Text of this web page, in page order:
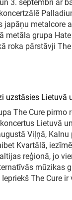
3. septembrī ar
japāņu metalcore
metāla grupa
roka pārstāvji
uzstāsies Lietuvā
The Cure pirmo
Lietuvā
Viļņā, Kalnu
Kvartālā,
reģionā, jo
mūzikas
The Cure